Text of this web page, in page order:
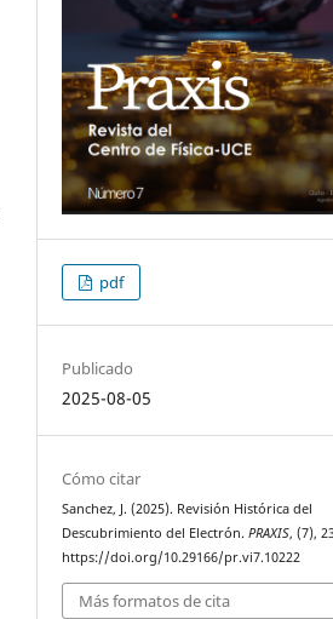
pdf
Publicado
2025-08-05
Cómo citar
Sanchez, J. (2025). Revisión Histórica del
Descubrimiento del Electrón.PRAXIS, (7),
https://doi.org/10.29166/pr.vi7.10222
Más formatos de cita